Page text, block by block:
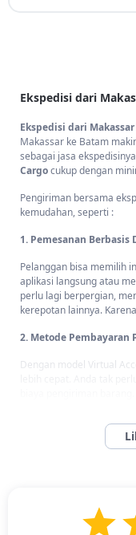
Ekspedisi dari
Ekspedisi dari
Makassar ke Batam
sebagai jasa
Cargocukup dengan
Pengiriman bersama
kemudahan, seperti :
1. Pemesanan Berbasis
Pelanggan bisa memilih
aplikasi langsung atau
perlu lagi berpergian,
kerepotan lainnya.
2. Metode Pembayaran
Dengan model Virtual
Berbagai layanan
barang. Anda cukup
ke Batam dan mulai
Bagaimana Cara
Batam dan Kota/